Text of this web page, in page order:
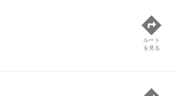
ルート
を見る